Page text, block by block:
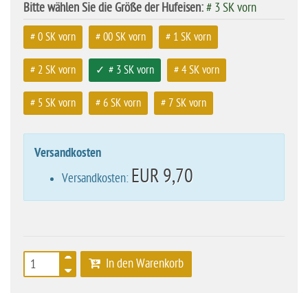
Bitte wählen Sie die Größe der Hufeisen:# 3 SK vorn
# 0 SK vorn # 00 SK vorn # 1 SK vorn
# 2 SK vorn # 3 SK vorn # 4 SK vorn
# 5 SK vorn # 6 SK vorn # 7 SK vorn
Versandkosten
Versandkosten: EUR 9,70
In den Warenkorb